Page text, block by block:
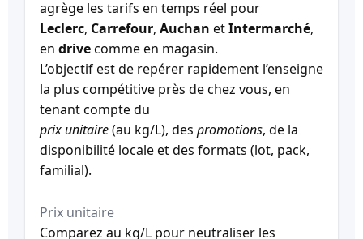
agrège les tarifs en temps réel pour
Leclerc, Carrefour, Auchan etIntermarché,
en drivecomme en magasin.
L’objectif est de repérer rapidement l’enseigne
la plus compétitive près de chez vous, en
tenant compte du
prix unitaire(au kg/L), des promotions, de la
disponibilité locale et des formats (lot, pack,
familial).
Prix unitaire
Comparez au kg/L pour neutraliser les